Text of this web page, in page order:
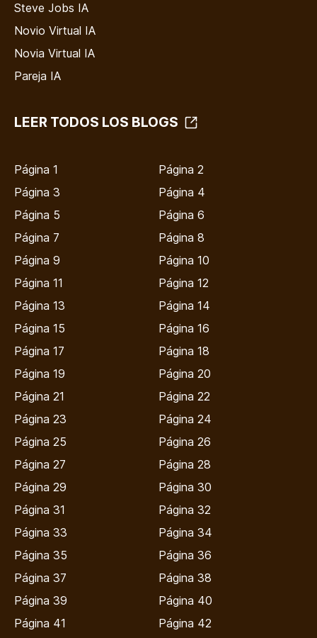
Steve Jobs IA
Novio Virtual IA
Novia Virtual IA
Pareja IA
LEER TODOS LOS BLOGS
Página 1
Página 2
Página 3
Página 4
Página 5
Página 6
Página 7
Página 8
Página 9
Página 10
Página 11
Página 12
Página 13
Página 14
Página 15
Página 16
Página 17
Página 18
Página 19
Página 20
Página 21
Página 22
Página 23
Página 24
Página 25
Página 26
Página 27
Página 28
Página 29
Página 30
Página 31
Página 32
Página 33
Página 34
Página 35
Página 36
Página 37
Página 38
Página 39
Página 40
Página 41
Página 42